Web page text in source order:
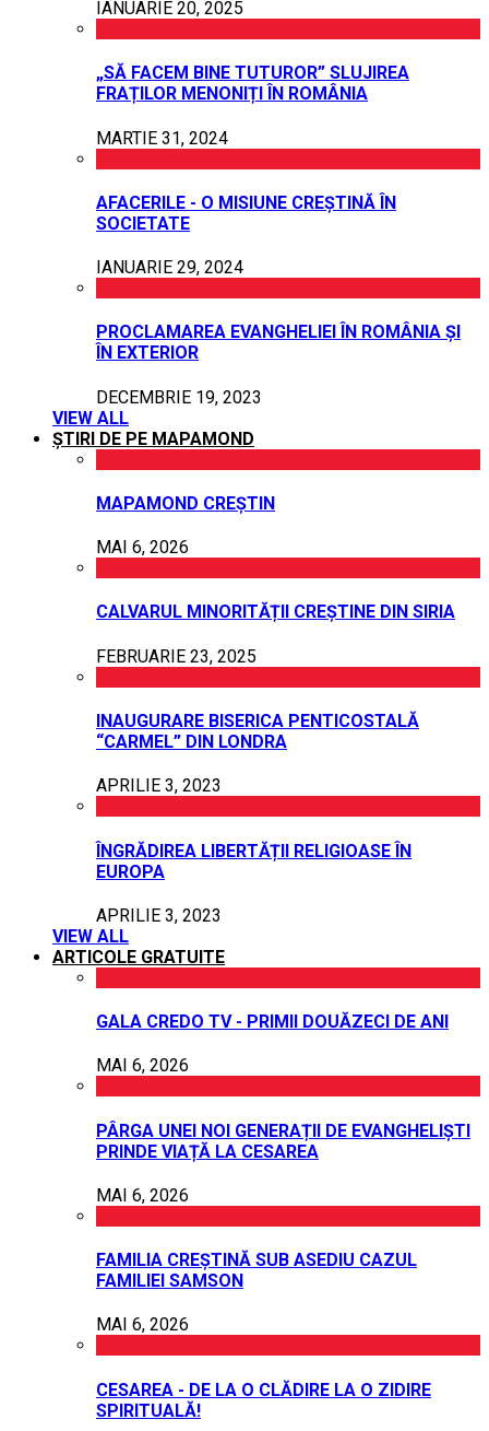
IANUARIE 20, 2025
„SĂ FACEM BINE TUTUROR” SLUJIREA
FRAȚILOR MENONIȚI ÎN ROMÂNIA
MARTIE 31, 2024
AFACERILE - O MISIUNE CREȘTINĂ ÎN
SOCIETATE
IANUARIE 29, 2024
PROCLAMAREA EVANGHELIEI ÎN ROMÂNIA ȘI
ÎN EXTERIOR
DECEMBRIE 19, 2023
VIEW ALL
ȘTIRI DE PE MAPAMOND
MAPAMOND CREȘTIN
MAI 6, 2026
CALVARUL MINORITĂȚII CREȘTINE DIN SIRIA
FEBRUARIE 23, 2025
INAUGURARE BISERICA PENTICOSTALĂ
“CARMEL” DIN LONDRA
APRILIE 3, 2023
ÎNGRĂDIREA LIBERTĂȚII RELIGIOASE ÎN
EUROPA
APRILIE 3, 2023
VIEW ALL
ARTICOLE GRATUITE
GALA CREDO TV - PRIMII DOUĂZECI DE ANI
MAI 6, 2026
PÂRGA UNEI NOI GENERAȚII DE EVANGHELIȘTI
PRINDE VIAȚĂ LA CESAREA
MAI 6, 2026
FAMILIA CREȘTINĂ SUB ASEDIU CAZUL
FAMILIEI SAMSON
MAI 6, 2026
CESAREA - DE LA O CLĂDIRE LA O ZIDIRE
SPIRITUALĂ!